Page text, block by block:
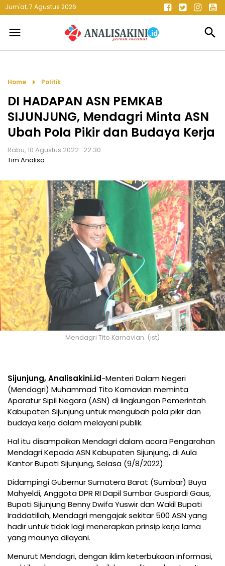
Jum'at, 7 Agustus 2026
menu search
Home arrow_right Politik
DI HADAPAN ASN PEMKAB
SIJUNJUNG, Mendagri Minta ASN
Ubah Pola Pikir dan Budaya Kerja
Rabu, 10 Agustus 2022 : 22.30
Tim Analisa
Mendagri Tito Karnavian. (ist)
Sijunjung, Analisakini.id-Menteri Dalam Negeri
(Mendagri) Muhammad Tito Karnavian meminta
Aparatur Sipil Negara (ASN) di lingkungan Pemerintah
Kabupaten Sijunjung untuk mengubah pola pikir dan
budaya kerja dalam melayani publik.
Hal itu disampaikan Mendagri dalam acara Pengarahan
Mendagri Kepada ASN Kabupaten Sijunjung, di Aula
Kantor Bupati Sijunjung, Selasa (9/8/2022).
Didampingi Gubernur Sumatera Barat (Sumbar) Buya
Mahyeldi, Anggota DPR RI Dapil Sumbar Guspardi Gaus,
Bupati Sijunjung Benny Dwifa Yuswir dan Wakil Bupati
Iraddatillah, Mendagri mengajak sekitar 500 ASN yang
hadir untuk tidak lagi menerapkan prinsip kerja lama
yang maunya dilayani.
Menurut Mendagri, dengan iklim keterbukaan informasi,